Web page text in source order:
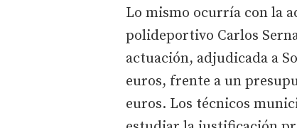
Lo mismo ocurría con la
polideportivo Carlos
actuación, adjudicada a
euros, frente a un
euros. Los técnicos